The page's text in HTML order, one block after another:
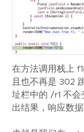
在方法调用栈上
且也不再是 302
址栏中的 /r1 不
出结果，响应数